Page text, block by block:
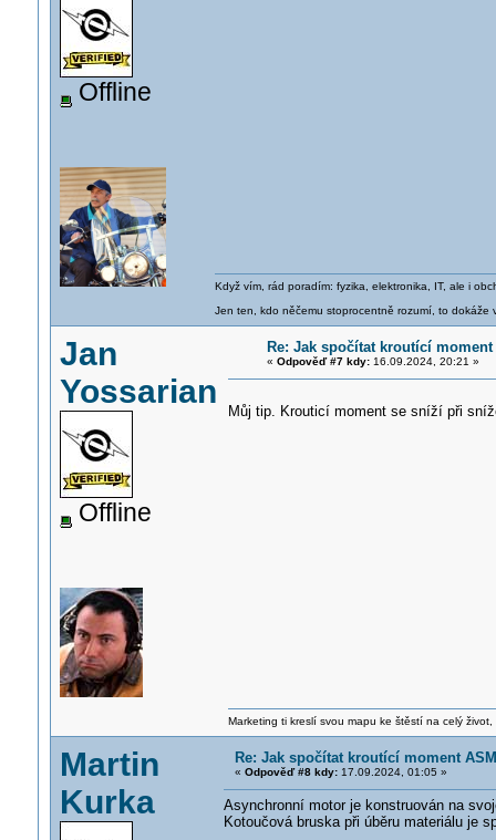
Offline
Když vím, rád poradím: fyzika, elektronika, IT, ale i
Jen ten, kdo něčemu stoprocentně rozumí, to dokáže
Jan
Yossarian
Offline
Re: Jak spočítat kroutící
« Odpověď #7 kdy:16.09.2024, 20:21 »
Můj tip. Krouticí moment se sníží při
Marketing ti kreslí svou mapu ke štěstí na celý
Martin
Kurka
Re: Jak spočítat kroutící moment
« Odpověď #8 kdy:17.09.2024, 01:05 »
Asynchronní motor je konstruován na
Kotoučová bruska při úběru materiálu je